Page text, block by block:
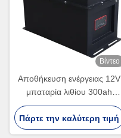
Βίντεο
Αποθήκευση ενέργειας 12V
μπαταρία λιθίου 300ah
Lifepo4 Pack για οικιακό
ηλιακό πάνελ
Πάρτε την καλύτερη τιμή